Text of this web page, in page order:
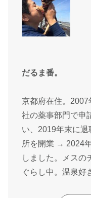
だるま番。
京都府在住。
社の薬事部門で申
い、2019年末に
所を開業 → 2024
しました。メスの
ぐらし中。温泉好